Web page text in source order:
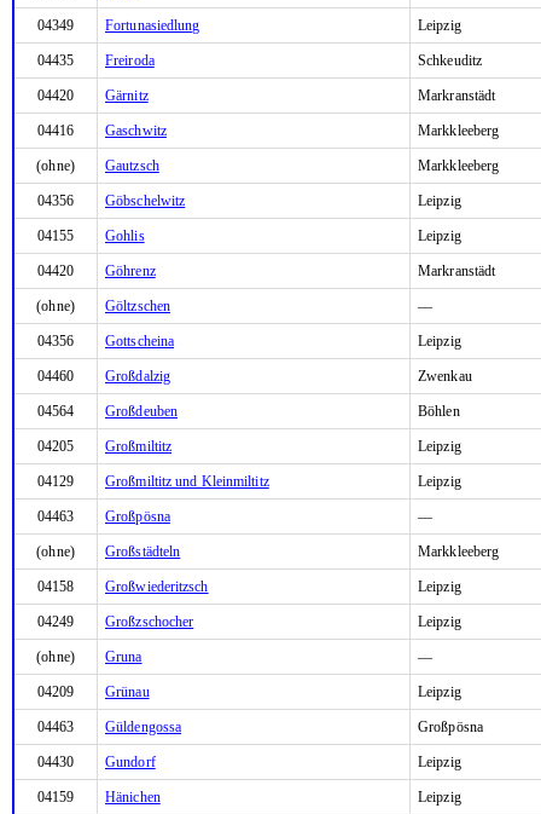
04349 Fortunasiedlung Leipzig
04435 Freiroda Schkeuditz
04420 Gärnitz Markranstädt
04416 Gaschwitz Markkleeberg
(ohne) Gautzsch Markkleeberg
04356 Göbschelwitz Leipzig
04155 Gohlis Leipzig
04420 Göhrenz Markranstädt
(ohne) Göltzschen —
04356 Gottscheina Leipzig
04460 Großdalzig Zwenkau
04564 Großdeuben Böhlen
04205 Großmiltitz Leipzig
04129 Großmiltitz und Kleinmiltitz Leipzig
04463 Großpösna —
(ohne) Großstädteln Markkleeberg
04158 Großwiederitzsch Leipzig
04249 Großzschocher Leipzig
(ohne) Gruna —
04209 Grünau Leipzig
04463 Güldengossa Großpösna
04430 Gundorf Leipzig
04159 Hänichen Leipzig